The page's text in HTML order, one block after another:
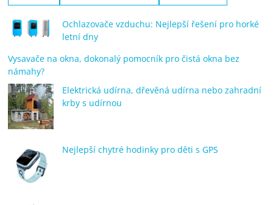
Ochlazovače vzduchu: Nejlepší řešení pro horké
letní dny
Vysavače na okna, dokonalý pomocník pro čistá okna bez
námahy?
Elektrická udírna, dřevěná udírna nebo zahradní
krby s udírnou
Nejlepší chytré hodinky pro děti s GPS